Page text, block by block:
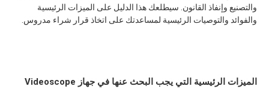
والتصنيع وإنفاذ القانون. سيطلعك هذا الدليل على الميزات الرئيسية
والفوائد والتوصيات الرئيسية لمساعدتك على اتخاذ قرار شراء مدروس.
الميزات الرئيسية التي يجب البحث عنها في جهاز Videoscope